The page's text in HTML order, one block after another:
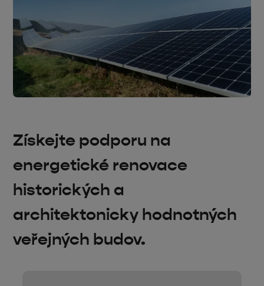
Získejte podporu na
energetické renovace
historických a
architektonicky hodnotných
veřejných budov.